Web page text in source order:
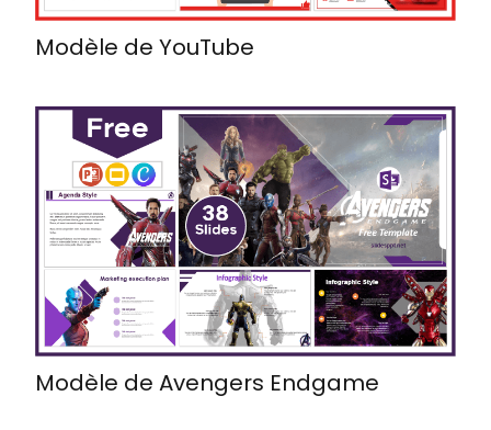
Modèle de YouTube
Modèle de Avengers Endgame